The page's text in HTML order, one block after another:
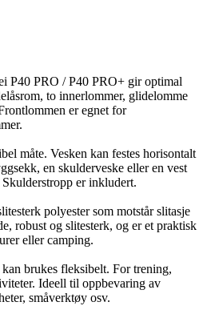
P40 PRO / P40 PRO+ gir optimal
to innerlommer, glidelomme
er egnet for
måte. Vesken kan festes horisontalt
en skulderveske eller en vest
er inkludert.
polyester som motstår slitasje
robust og slitesterk, og er et praktisk
eller camping.
brukes fleksibelt. For trening,
Ideell til oppbevaring av
småverktøy osv.